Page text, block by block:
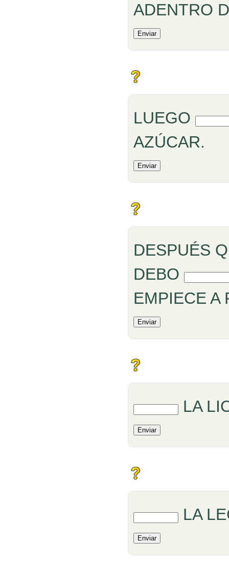
ADENTRO
LUEGO
AZÚCAR.
DESPUÉS
DEBO
EMPIECE A
Rellenar huecos (1):LA
Rellenar huecos (1):LA